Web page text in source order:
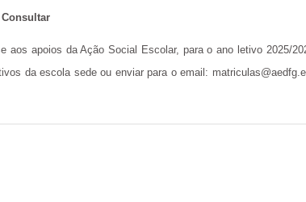
apoios da Ação Social Escolar, para o ano letivo 2025/
da escola sede ou enviar para o email: